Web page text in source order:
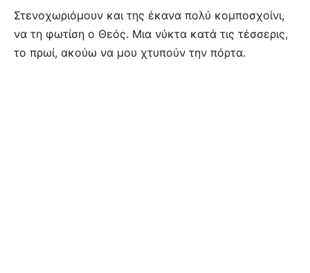
Στενοχωριόμουν και της έκανα πολύ κομποσχοίνι,
να τη φωτίση ο Θεός. Μια νύκτα κατά τις τέσσερις,
το πρωί, ακούω να μου χτυπούν την πόρτα.